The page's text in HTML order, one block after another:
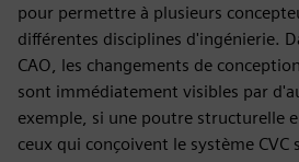
pour permettre à plusieurs
différentes disciplines d'ingénierie.
CAO, les changements de
sont immédiatement visibles par
exemple, si une poutre structurelle
ceux qui conçoivent le système CVC